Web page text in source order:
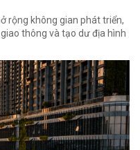
rộng không gian phát triển,
thông và tạo dư địa hình